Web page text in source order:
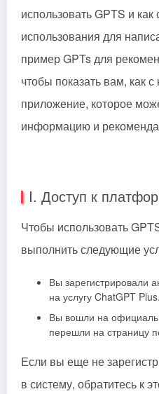
использовать GPTS и
использования для
пример GPTs для
чтобы показать вам, как
приложение, которое
информацию и
I. Доступ к
Чтобы использовать
выполнить следующие
Вы зарегистрировали
на услугу ChatGPT Plus.
Вы вошли на
перешли на страницу
Если вы еще не
в систему, обратитесь к